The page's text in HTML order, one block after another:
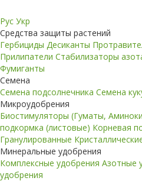
Рус Укр
Средства защиты растений
Гербициды Десиканты
Прилипатели Стабилизаторы
Фумиганты
Семена
Семена подсолнечника Семена
Микроудобрения
Биостимуляторы (Гуматы,
подкормка (листовые) Корневая
Гранулированные
Минеральные удобрения
Комплексные удобрения Азотные
удобрения